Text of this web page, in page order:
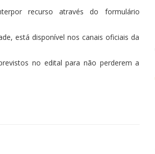
recurso através do formulário
está disponível nos canais oficiais da
no edital para não perderem a